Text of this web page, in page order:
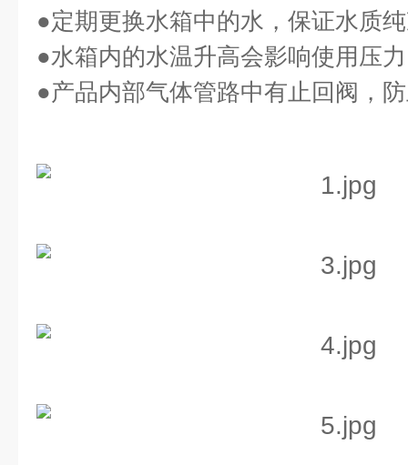
●定期更换水箱中的水，保证水质
●水箱内的水温升高会影响使用压
●产品内部气体管路中有止回阀，